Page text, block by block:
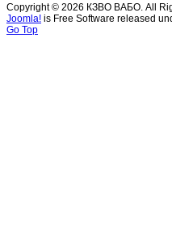
Copyright © 2026 КЗВО ВАБО. All
Joomla! is Free Software released
Go Top